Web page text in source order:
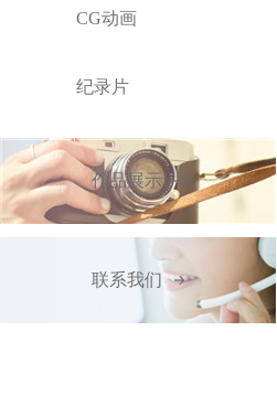
CG动画
纪录片
作品展示
联系我们